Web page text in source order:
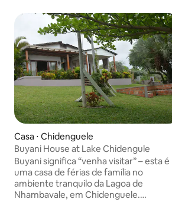
Casa ⋅ Chidenguele
Buyani House at Lake Chidengule
Buyani significa “venha visitar” – esta é
uma casa de férias de família no
ambiente tranquilo da Lagoa de
Nhambavale, em Chidenguele.